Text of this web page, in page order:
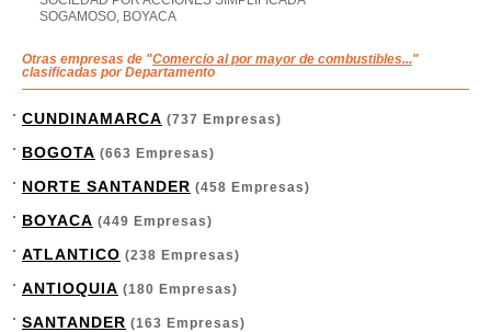
SOGAMOSO, BOYACA
Otras empresas de "Comercio al por mayor de combustibles..."
clasificadas por Departamento
CUNDINAMARCA (737 Empresas)
BOGOTA (663 Empresas)
NORTE SANTANDER (458 Empresas)
BOYACA (449 Empresas)
ATLANTICO (238 Empresas)
ANTIOQUIA (180 Empresas)
SANTANDER (163 Empresas)